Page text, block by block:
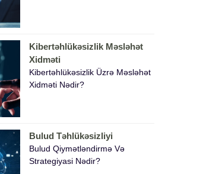
Kibertəhlükəsizlik Məsləhət
Xidməti
Kibertəhlükəsizlik Üzrə Məsləhət
Xidməti Nədir?
Bulud Təhlükəsizliyi
Bulud Qiymətləndirmə Və
Strategiyasi Nədir?